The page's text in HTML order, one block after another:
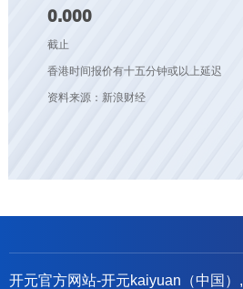
0.000
截止
香港时间报价有十五分钟或以上延迟
资料来源：新浪财经
开元官方网站-开元kaiyuan（中国）,